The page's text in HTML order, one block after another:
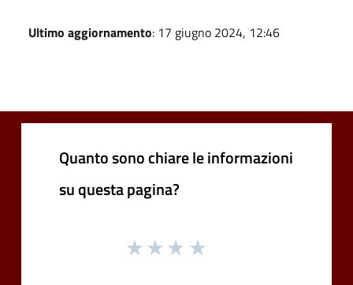
Ultimo aggiornamento: 17 giugno 2024, 12:46
Quanto sono chiare le informazioni
su questa pagina?